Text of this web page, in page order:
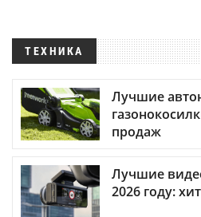
ТЕХНИКА
Лучшие
продаж
Лучшие
2026 году: